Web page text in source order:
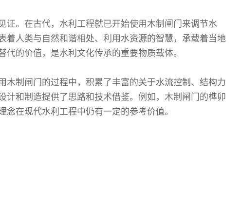
证。在古代，水利工程就已开始使用木制闸门来调节水
着人类与自然和谐相处、利用水资源的智慧，承载着当地
的价值，是水利文化传承的重要物质载体。
制闸门的过程中，积累了丰富的关于水流控制、结构力
和制造提供了思路和技术借鉴。例如，木制闸门的榫卯
在现代水利工程中仍有一定的参考价值。